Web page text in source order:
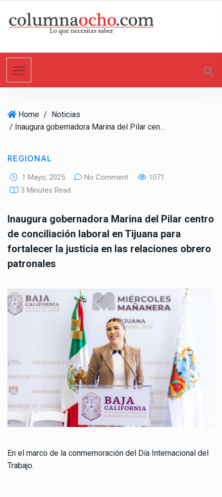
t
Home / Noticias
/ Inaugura gobernadora Marina del Pilar centro de conciliación laboral en Tijuana para fortalecer la justicia en las relaciones obrero patronales
REGIONAL
1 Mayo, 2025 No Comment
1071
3 Minutes Read
Inaugura gobernadora Marina del Pilar centro
de conciliación laboral en Tijuana para
fortalecer la justicia en las relaciones obrero
patronales
En el marco de la conmemoración del Día Internacional del
Trabajo.